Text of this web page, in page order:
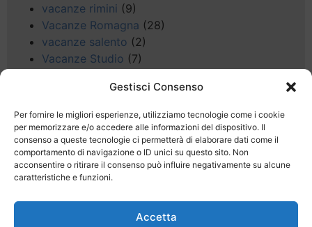
Gestisci Consenso
Per fornire le migliori esperienze, utilizziamo tecnologie come i cookie
per memorizzare e/o accedere alle informazioni del dispositivo. Il
consenso a queste tecnologie ci permetterà di elaborare dati come il
comportamento di navigazione o ID unici su questo sito. Non
acconsentire o ritirare il consenso può influire negativamente su alcune
caratteristiche e funzioni.
Accetta
vacanze rimini (9)
Vacanze Romagna (28)
vacanze salento (2)
Vacanze Studio (7)
(5)
Veneto (25)
Voli low cost(4)
Web(9)
week end(45)
Wellness(11)